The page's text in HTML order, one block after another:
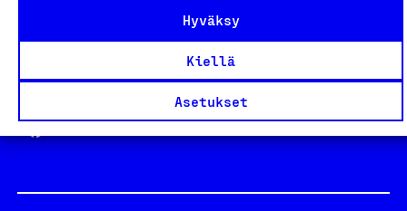
Hyväksy
Kiellä
Asetukset
Yhteiskunnallinen Yritys -merkki